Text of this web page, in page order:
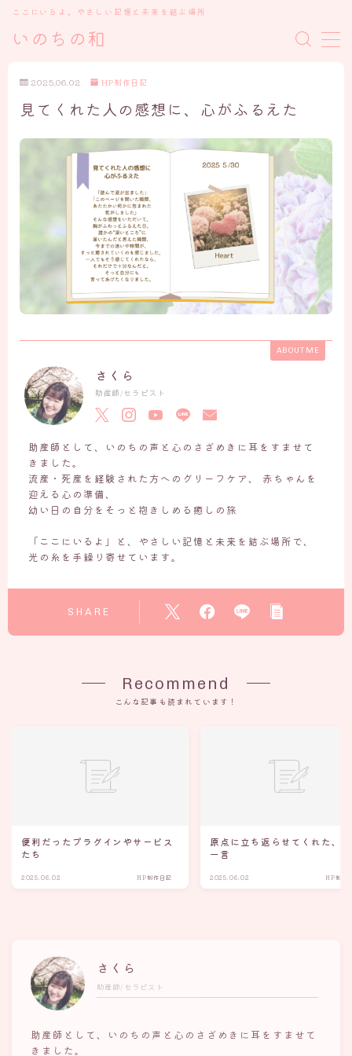
いのちの和
ここにいるよ。やさしい記憶と未来を結ぶ場所
トップ
私について
いのちの和を開いた理由
プロローグ ごあいさつ
ケアメニュー、講座について・お知らせ
いのちの営み
ホームページ作成日記
JOY（アリエル）との旅の記録
お客様の声ーVOICE
Q＆A
よくあるご質問
「セッション前に読んでおきたい３つのこと」
出張セッションについて
2025.06.02 HP制作日記
見てくれた人の感想に、心がふるえた
ABOUT ME
さくら
助産師/セラピスト
助産師として、いのちの声と心のさざめきに耳をすませて
きました。
流産・死産を経験された方へのグリーフケア、 赤ちゃんを
迎える心の準備、
幼い日の自分をそっと抱きしめる癒しの旅
「ここにいるよ」と、やさしい記憶と未来を結ぶ場所で、
光の糸を手繰り寄せています。
SHARE
Recommend
こんな記事も読まれています！
便利だったプラグインやサービス
たち
2025.06.02 HP制作日記
原点に立ち返らせてくれた、
一言
2025.06.02 HP制作
さくら
助産師/セラピスト
助産師として、いのちの声と心のさざめきに耳をすませて
きました。